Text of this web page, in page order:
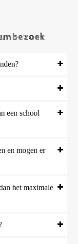
een school
en mogen er
het maximale